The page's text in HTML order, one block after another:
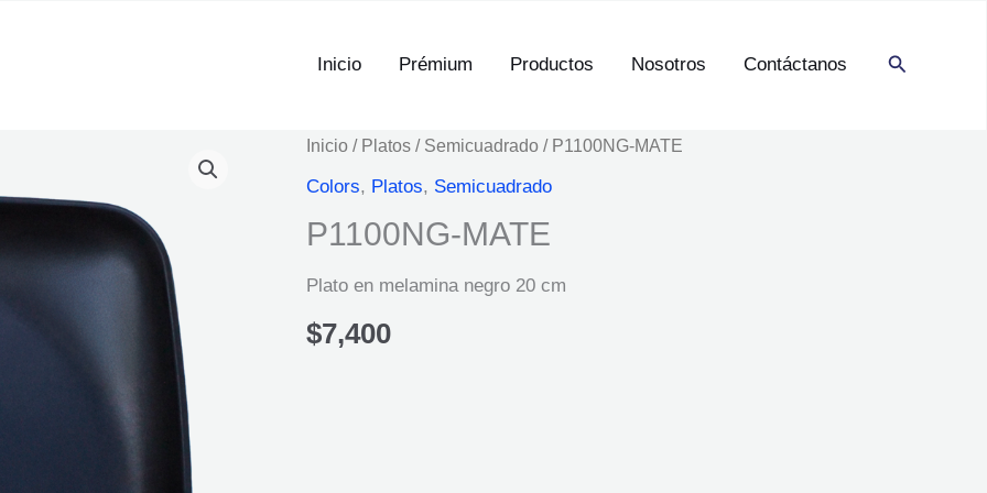
Inicio Prémium Productos Nosotros Contáctanos Buscar
Inicio/ Platos/ Semicuadrado/ P1100NG-MATE
Colors, Platos, Semicuadrado
P1100NG-MATE
Plato en melamina negro 20 cm
$7,400